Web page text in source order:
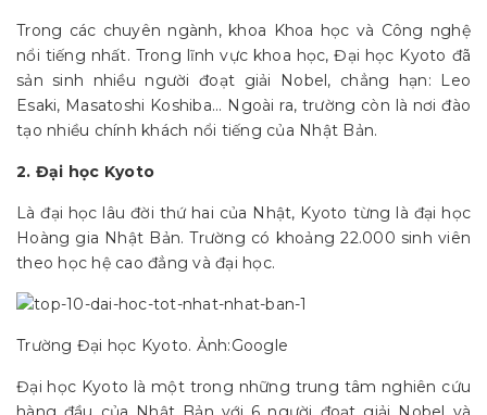
Trong các chuyên ngành, khoa Khoa học và Công nghệ
nổi tiếng nhất. Trong lĩnh vực khoa học, Đại học Kyoto đã
sản sinh nhiều người đoạt giải Nobel, chẳng hạn: Leo
Esaki, Masatoshi Koshiba... Ngoài ra, trường còn là nơi đào
tạo nhiều chính khách nổi tiếng của Nhật Bản.
2. Đại học Kyoto
Là đại học lâu đời thứ hai của Nhật, Kyoto từng là đại học
Hoàng gia Nhật Bản. Trường có khoảng 22.000 sinh viên
theo học hệ cao đẳng và đại học.
Trường Đại học Kyoto. Ảnh:Google
Đại học Kyoto là một trong những trung tâm nghiên cứu